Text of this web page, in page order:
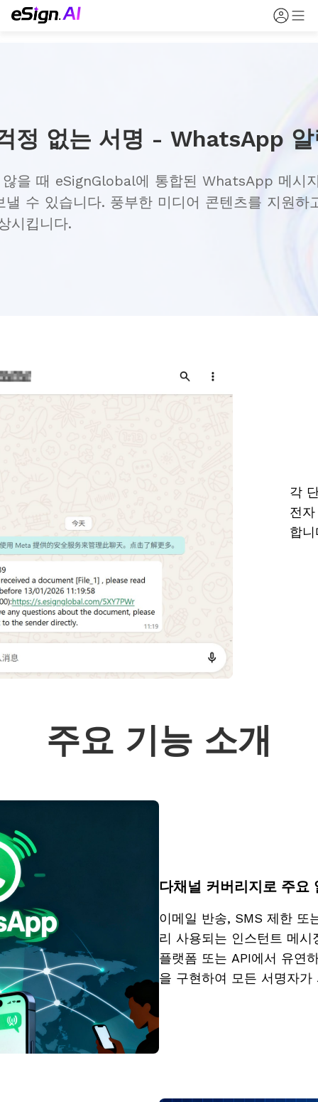
정 없는 서명 - WhatsApp
을 때 eSignGlobal에 통합된 WhatsApp 메시
수 있습니다. 풍부한 미디어 콘텐츠를 지원
시킵니다.
각
전
합니
주요 기능 소개
다채널 커버리지로 주요
이메일 반송, SMS 제한 또
리 사용되는 인스턴트 메
플랫폼 또는 API에서 유연
을 구현하여 모든 서명자